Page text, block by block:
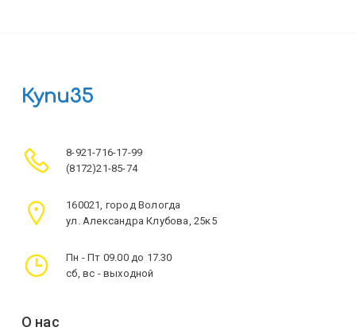
Купи35
8-921-716-17-99
(8172)21-85-74
160021, город Вологда
ул. Александра Клубова, 25к5
Пн - Пт 09.00 до 17.30
сб, вс - выходной
О нас